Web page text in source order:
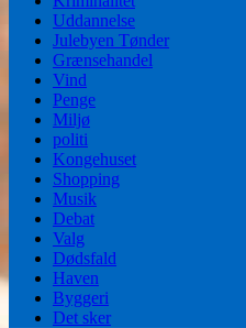
Uddannelse
Julebyen Tønder
Grænsehandel
Vind
Penge
Miljø
politi
Kongehuset
Shopping
Musik
Debat
Valg
Dødsfald
Haven
Byggeri
Det sker